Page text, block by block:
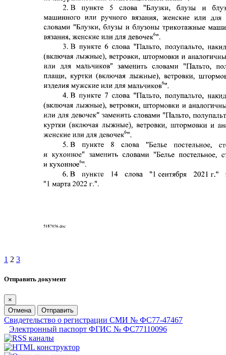
1 2 3
Отправить документ
×
Отмена
Отправить
Свидетельство о регистрации СМИ № ФС77-47467
Электронный паспорт ФГИС № ФС77110096